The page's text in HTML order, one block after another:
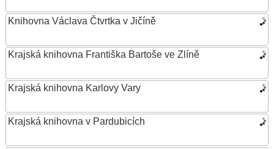
Knihovna Václava Čtvrtka v Jičíně
Krajská knihovna Františka Bartoše ve Zlíně
Krajská knihovna Karlovy Vary
Krajská knihovna v Pardubicích